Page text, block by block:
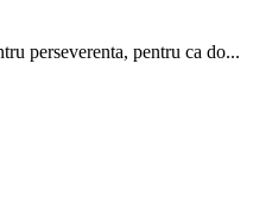
perseverenta, pentru ca do...